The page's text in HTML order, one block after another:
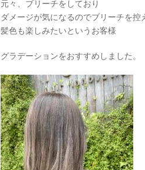
元々、ブリーチをしており
ダメージが気になるのでブリーチを控
髪色も楽しみたいというお客様
グラデーションをおすすめしました。